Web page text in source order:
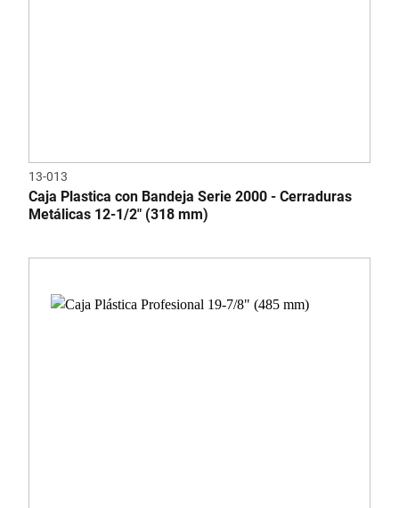
13-013
Caja Plastica con Bandeja Serie 2000 - Cerraduras
Metálicas 12-1/2" (318 mm)